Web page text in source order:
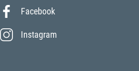
Facebook
Instagram